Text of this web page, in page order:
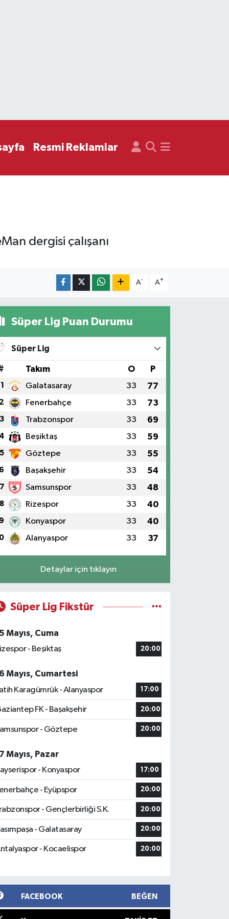
Resmi Reklamlar
dergisi çalışanı
A- A+
Süper Lig Puan Durumu
Süper Lig
Takım O P
1 Galatasaray 33 77
2 Fenerbahçe 33 73
3 Trabzonspor 33 69
4 Beşiktaş 33 59
5 Göztepe 33 55
6 Başakşehir 33 54
7 Samsunspor 33 48
8 Rizespor 33 40
9 Konyaspor 33 40
Alanyaspor 33 37
Detaylar için tıklayın
Süper Lig Fikstür
Mayıs, Cuma
- Beşiktaş
20:00
Mayıs, Cumartesi
Karagümrük - Alanyaspor
17:00
FK - Başakşehir 20:00
- Göztepe 20:00
Mayıs, Pazar
- Konyaspor
17:00
- Eyüpspor 20:00
- Gençlerbirliği S.K. 20:00
- Galatasaray 20:00
- Kocaelispor 20:00
FACEBOOK BEĞEN